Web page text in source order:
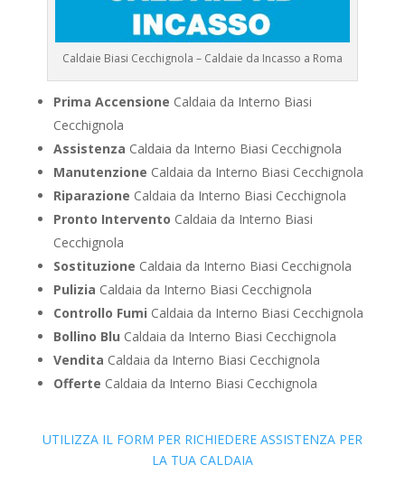
Caldaie Biasi Cecchignola – Caldaie da Incasso a Roma
Prima Accensione Caldaia da Interno Biasi
Cecchignola
Assistenza Caldaia da Interno Biasi Cecchignola
Manutenzione Caldaia da Interno Biasi Cecchignola
Riparazione Caldaia da Interno Biasi Cecchignola
Pronto Intervento Caldaia da Interno Biasi
Cecchignola
Sostituzione Caldaia da Interno Biasi Cecchignola
Pulizia Caldaia da Interno Biasi Cecchignola
Controllo Fumi Caldaia da Interno Biasi Cecchignola
Bollino Blu Caldaia da Interno Biasi Cecchignola
Vendita Caldaia da Interno Biasi Cecchignola
Offerte Caldaia da Interno Biasi Cecchignola
UTILIZZA IL FORM PER RICHIEDERE ASSISTENZA PER
LA TUA CALDAIA